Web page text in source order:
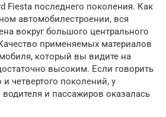
Fiesta последнего поколения. Как
автомобилестроении, вся
вокруг большого центрального
применяемых материалов
который вы видите на
высоким. Если говорить
и четвертого поколений, у
и пассажиров оказалась